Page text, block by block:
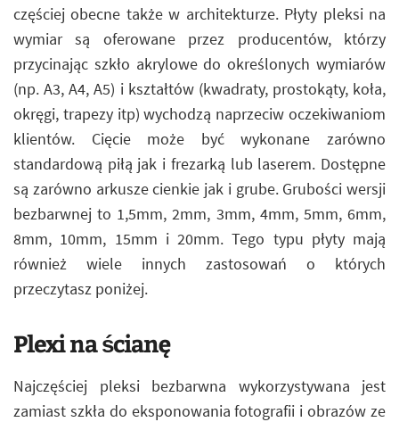
częściej obecne także w architekturze. Płyty pleksi na
wymiar są oferowane przez producentów, którzy
przycinając szkło akrylowe do określonych wymiarów
(np. A3, A4, A5) i kształtów (kwadraty, prostokąty, koła,
okręgi, trapezy itp) wychodzą naprzeciw oczekiwaniom
klientów. Cięcie może być wykonane zarówno
standardową piłą jak i frezarką lub laserem. Dostępne
są zarówno arkusze cienkie jak i grube. Grubości wersji
bezbarwnej to 1,5mm, 2mm, 3mm, 4mm, 5mm, 6mm,
8mm, 10mm, 15mm i 20mm. Tego typu płyty mają
również wiele innych zastosowań o których
przeczytasz poniżej.
Plexi na ścianę
Najczęściej pleksi bezbarwna wykorzystywana jest
zamiast szkła do eksponowania fotografii i obrazów ze